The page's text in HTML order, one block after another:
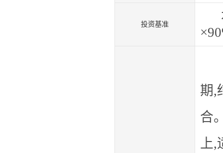
投资基准
期,
合
上,